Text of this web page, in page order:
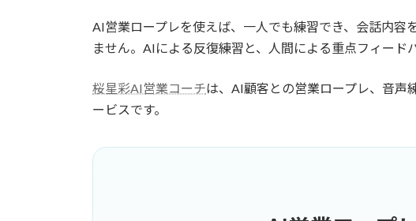
AI営業ロープレを使えば、一人でも練習でき、会話内
ません。AIによる反復練習と、人間による重点フィード
桜星彩AI営業コーチは、AI顧客との営業ロープレ、音声
ービスです。